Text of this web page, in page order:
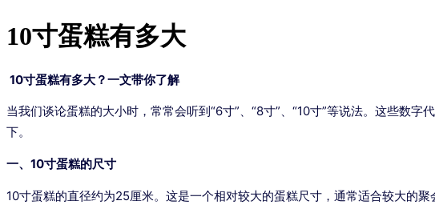
10寸蛋糕有多大
10寸蛋糕有多大？一文带你了解
当我们谈论蛋糕的大小时，常常会听到“6寸”、“8寸”、“10寸”等说法。这些数
下。
一、10寸蛋糕的尺寸
10寸蛋糕的直径约为25厘米。这是一个相对较大的蛋糕尺寸，通常适合较大的